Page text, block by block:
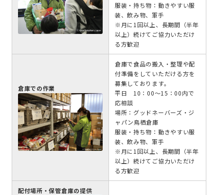
服装・持ち物：動きやすい服
装、飲み物、軍手
※月に1回以上、長期間（半年
以上）続けてご協力いただけ
る方歓迎
倉庫での作業
倉庫で食品の搬入・整理や配
付準備をしていただける方を
募集しております。
平日 10：00～15：00内で
応相談
場所：グッドネーバーズ・ジ
ャパン鳥栖倉庫
服装・持ち物：動きやすい服
装、飲み物、軍手
※月に1回以上、長期間（半年
以上）続けてご協力いただけ
る方歓迎
配付場所・保管倉庫の提供